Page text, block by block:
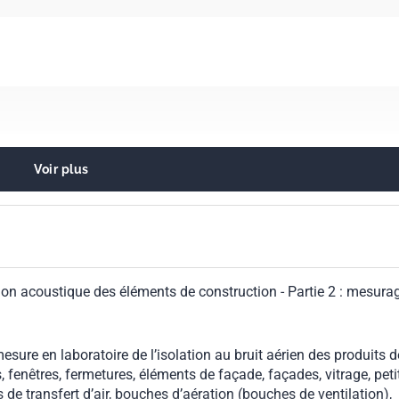
et atténuation du bruit en général
Voir plus
acoustique des éléments de construction - Partie 2 :
en laboratoire de l’isolation au bruit aérien des produits
fermetures, éléments de façade, façades, vitrage,
transfert d’air, bouches d’aération (bouches de ventilation),